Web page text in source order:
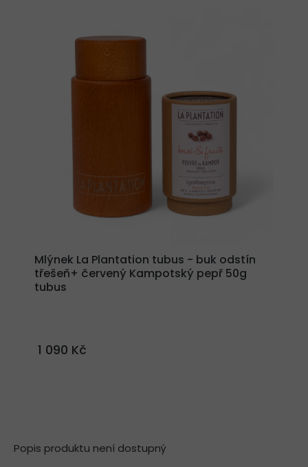
Mlýnek La Plantation tubus - buk odstín
třešeň+ červený Kampotský pepř 50g
tubus
1 090 Kč
Popis produktu není dostupný